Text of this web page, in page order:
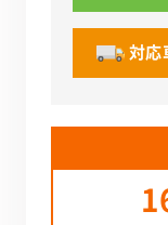
対応